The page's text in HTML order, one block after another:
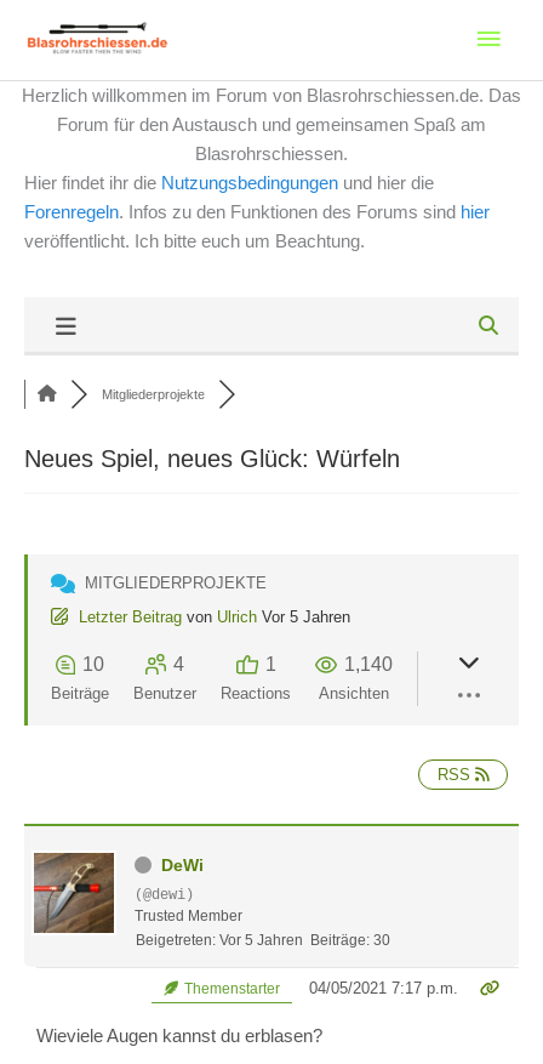
Inhalt
Herzlich willkommen im Forum von Blasrohrschiessen.de. Das
Forum für den Austausch und gemeinsamen Spaß am
Blasrohrschiessen.
Hier findet ihr die Nutzungsbedingungen und hier die
Forenregeln. Infos zu den Funktionen des Forums sind hier
veröffentlicht. Ich bitte euch um Beachtung.
Mitgliederprojekte
Neues Spiel, neues Glück: Würfeln
MITGLIEDERPROJEKTE
Letzter Beitrag von Ulrich Vor 5 Jahren
10
Beiträge
4
Benutzer
1
Reactions
1,140
Ansichten
RSS
DeWi
(@dewi)
Trusted Member
Beigetreten: Vor 5 Jahren Beiträge: 30
Themenstarter 04/05/2021 7:17 p.m.
Wieviele Augen kannst du erblasen?